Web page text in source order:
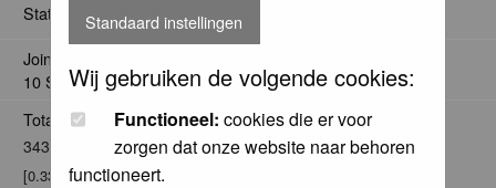
Standaard instellingen
Wij gebruiken de volgende cookies:
Functioneel: cookies die er voor
zorgen dat onze website naar behoren
functioneert.
Status
Joined:
10 Sep 2005
Total posts:
343
[0.33% of total / 0.04 posts per day]